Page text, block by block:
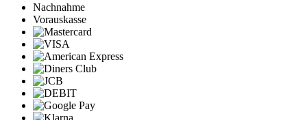
Nachnahme
Vorauskasse